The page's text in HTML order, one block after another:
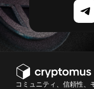
コミュニティ、信頼性、